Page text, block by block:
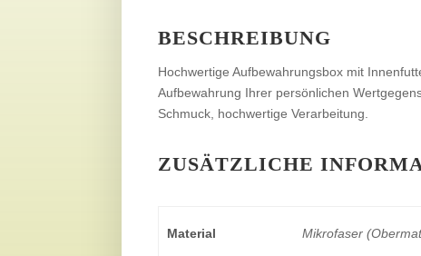
BESCHREIBUNG
Hochwertige Aufbewahrungsbox mit
Aufbewahrung Ihrer persönlichen
Schmuck, hochwertige Verarbeitung.
ZUSÄTZLICHE
Material Mikrofaser